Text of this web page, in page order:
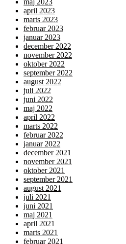
april 2023
marts 2023
februar 2023
januar 2023
december 2022
november 2022
oktober 2022
september 2022
august 2022
juli 2022
juni 2022
maj 2022
april 2022
marts 2022
februar 2022
januar 2022
december 2021
november 2021
oktober 2021
september 2021
august 2021
juli 2021
juni 2021
maj 2021
april 2021
marts 2021
februar 2021